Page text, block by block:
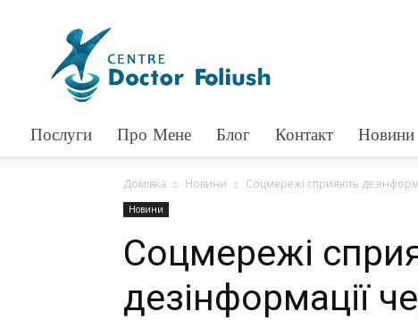
Послуги Про Мене Блог Контакт Новини
Домівка Новини Соцмережі сприяють
Новини
Соцмережі
дезінформації